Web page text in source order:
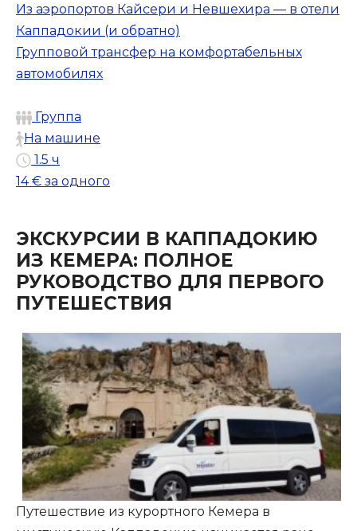
Из аэропортов Кайсери и Невшехира — в отели
Каппадокии (и обратно)
Групповой трансфер на комфортабельных
автомобилях
Группа
На машине
1.5 ч
14 € за одного
ЭКСКУРСИИ В КАППАДОКИЮ
ИЗ КЕМЕРА: ПОЛНОЕ
РУКОВОДСТВО ДЛЯ ПЕРВОГО
ПУТЕШЕСТВИЯ
Путешествие из курортного Кемера в